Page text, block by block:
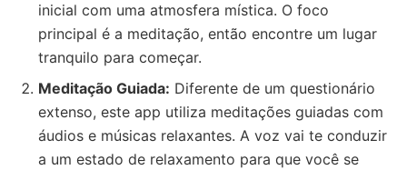
inicial com uma atmosfera mística. O foco
principal é a meditação, então encontre um lugar
tranquilo para começar.
Meditação Guiada: Diferente de um questionário
extenso, este app utiliza meditações guiadas com
áudios e músicas relaxantes. A voz vai te conduzir
a um estado de relaxamento para que você se